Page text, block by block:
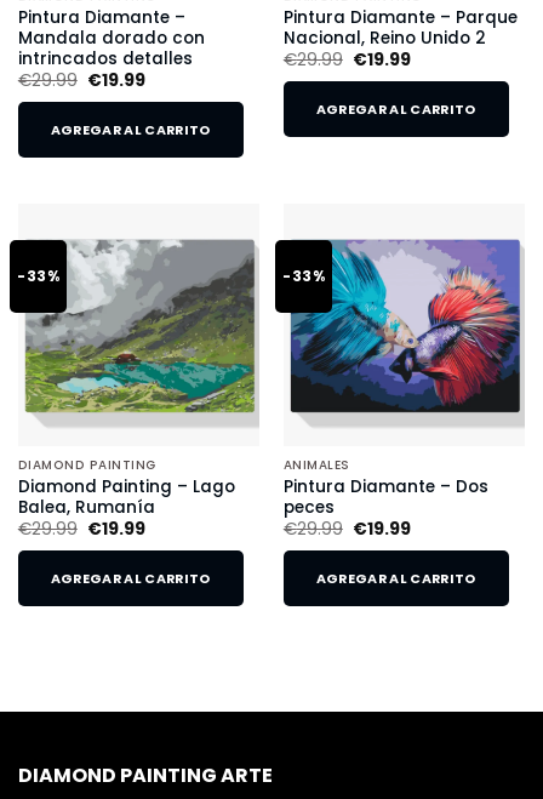
Pintura Diamante –
Mandala dorado con
intrincados detalles
€29.99 €19.99
AGREGAR AL CARRITO
Pintura Diamante – Parque
Nacional, Reino Unido 2
€29.99 €19.99
AGREGAR AL CARRITO
-33%
DIAMOND PAINTING
Diamond Painting – Lago
Balea, Rumanía
€29.99 €19.99
AGREGAR AL CARRITO
-33%
ANIMALES
Pintura Diamante – Dos
peces
€29.99 €19.99
AGREGAR AL CARRITO
DIAMOND PAINTING ARTE